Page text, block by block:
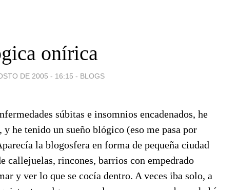
onírica
DE 2005 - 16:15 - BLOGS
súbitas e insomnios encadenados, he
he tenido un sueño blógico (eso me pasa por
la blogosfera en forma de pequeña ciudad
callejuelas, rincones, barrios con empedrado
y ver lo que se cocía dentro. A veces iba solo, a